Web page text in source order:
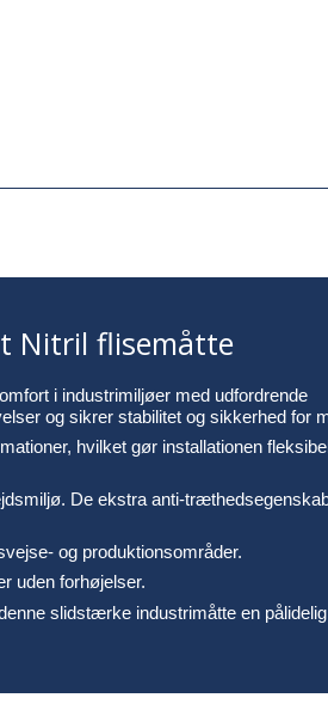
Nitril flisemåtte
i industrimiljøer med udfordrende
og sikrer stabilitet og sikkerhed for
hvilket gør installationen
De ekstra anti-
og produktionsområder.
uden forhøjelser.
slidstærke industrimåtte en